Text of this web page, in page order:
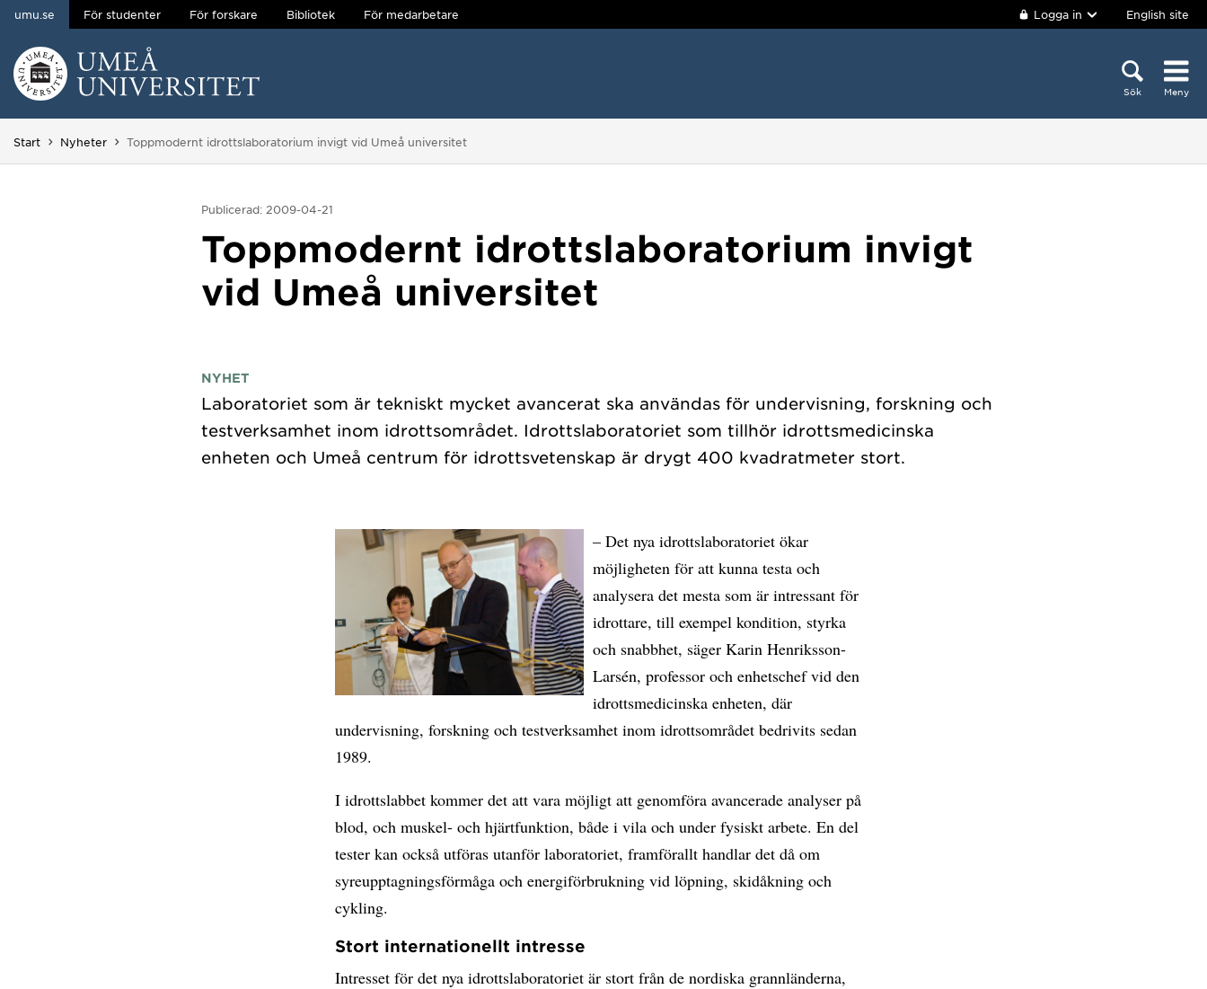
Hoppa direkt till innehållet
umu.se För studenter För forskare Bibliotek För medarbetare Logga in English site
Sök Meny
Start Nyheter Du är här:
Toppmodernt idrottslaboratorium invigt vid Umeå universitet
Publicerad: 2009-04-21
Toppmodernt idrottslaboratorium invigt
vid Umeå universitet
NYHET
Laboratoriet som är tekniskt mycket avancerat ska användas för undervisning, forskning och
testverksamhet inom idrottsområdet. Idrottslaboratoriet som tillhör idrottsmedicinska
– Det nya idrottslaboratoriet ökar
möjligheten för att kunna testa och
analysera det mesta som är intressant för
idrottare, till exempel kondition, styrka
och snabbhet, säger Karin Henriksson-
Larsén, professor och enhetschef vid den
idrottsmedicinska enheten, där
undervisning, forskning och testverksamhet inom idrottsområdet bedrivits sedan
1989.
I idrottslabbet kommer det att vara möjligt att genomföra avancerade analyser på
blod, och muskel- och hjärtfunktion, både i vila och under fysiskt arbete. En del
tester kan också utföras utanför laboratoriet, framförallt handlar det då om
syreupptagningsförmåga och energiförbrukning vid löpning, skidåkning och
cykling.
Stort internationellt intresse
Intresset för det nya idrottslaboratoriet är stort från de nordiska grannländerna,